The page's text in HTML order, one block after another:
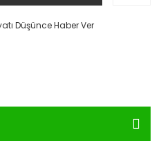
Düşünce Haber Ver